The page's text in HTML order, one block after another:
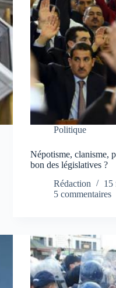
Politique
Népotisme, clanisme,
bon des législatives ?
Rédaction
15
5 commentaires